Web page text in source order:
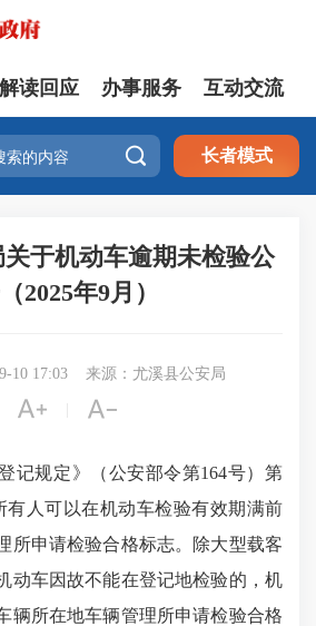
解读回应 办事服务 互动交流
 长者模式
于机动车逾期未检验公
2025年9月）
10 17:03 来源：尤溪县公安局
 
规定》（公安部令第164号）第
人可以在机动车检验有效期满前
所申请检验合格标志。除大型载客
动车因故不能在登记地检验的，机
辆所在地车辆管理所申请检验合格